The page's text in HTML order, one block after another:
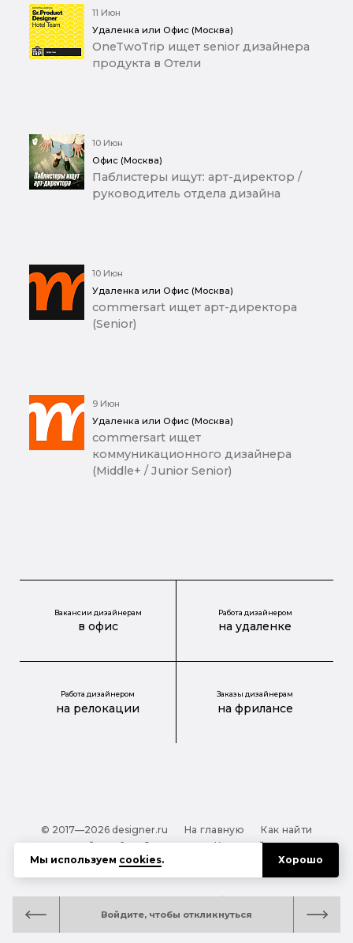
Войдите, чтобы откликнуться
11 Июн
Удаленка или Офис (Москва)
OneTwoTrip ищет senior дизайнера
продукта в Отели
10 Июн
Офис (Москва)
Паблистеры ищут: арт-директор /
руководитель отдела дизайна
10 Июн
Удаленка или Офис (Москва)
commersart ищет арт-директора
(Senior)
9 Июн
Удаленка или Офис (Москва)
commersart ищет
коммуникационного дизайнера
(Middle+ / Junior Senior)
Вакансии дизайнерам
в офис
Работа дизайнером
на удаленке
Работа дизайнером
на релокации
Заказы дизайнерам
на фрилансе
© 2017—2026 designer.ru На главную
Как найти
дизайнера?
О проекте
Карта сайта
Обработка персональных данных
Файлы cookie
руководство для тех, кто заказывает дизайн
Мы используем cookies. Хорошо